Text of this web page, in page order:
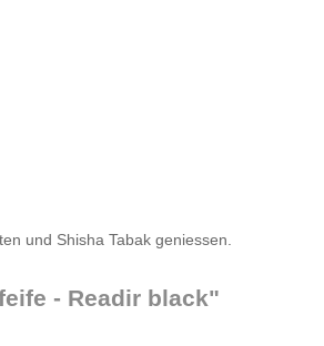
und Shisha Tabak geniessen.
- Readir black"